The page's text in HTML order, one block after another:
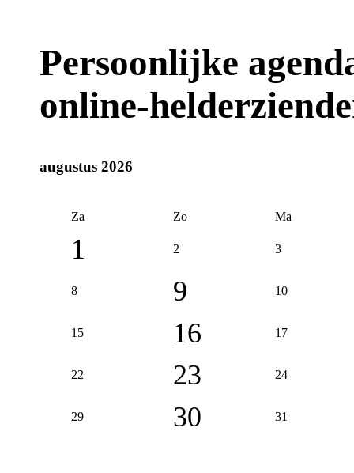
Persoonlijke
online-
augustus 2026
Za Zo Ma
1 2 3
8 9 10
15 16 17
22 23 24
29 30 31